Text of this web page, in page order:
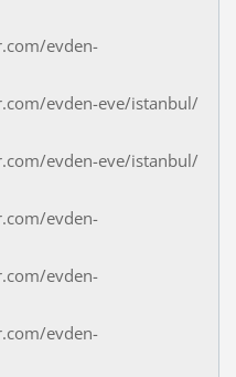
evden-
evden-eve/istanbul/
evden-eve/istanbul/
evden-
evden-
evden-